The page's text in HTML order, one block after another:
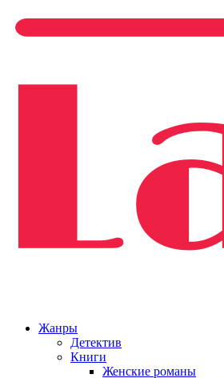
Жанры
Детектив
Книги
Женские романы